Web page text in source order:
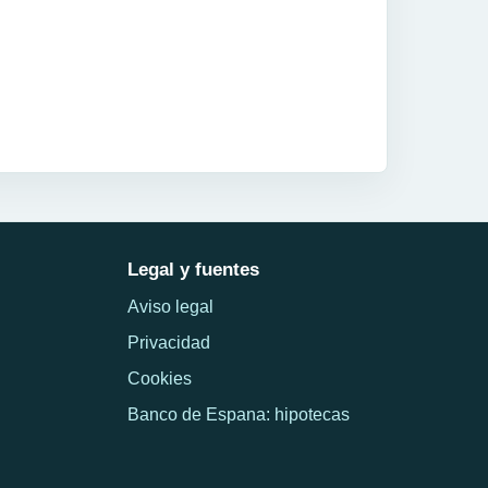
Legal y fuentes
Aviso legal
Privacidad
Cookies
Banco de Espana: hipotecas